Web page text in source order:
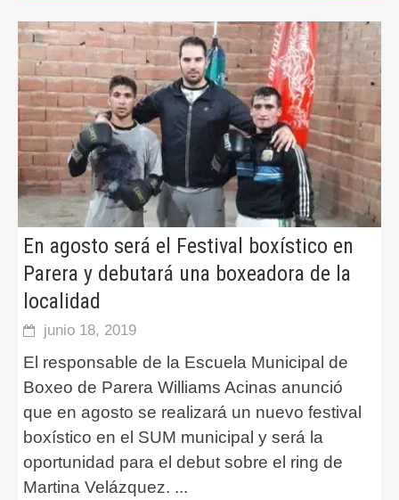
En agosto será el Festival boxístico en
Parera y debutará una boxeadora de la
localidad
junio 18, 2019
El responsable de la Escuela Municipal de
Boxeo de Parera Williams Acinas anunció
que en agosto se realizará un nuevo festival
boxístico en el SUM municipal y será la
oportunidad para el debut sobre el ring de
Martina Velázquez. ...